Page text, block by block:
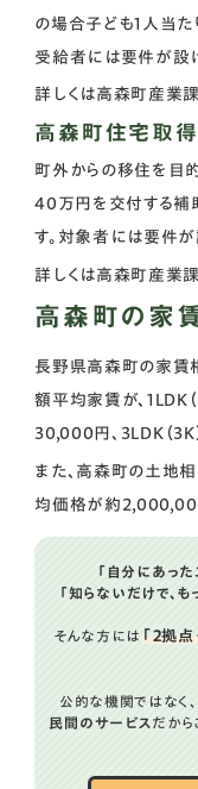
の場合子ども1人当た
受給者には要件が設
詳しくは高森町産業
高森町住宅取
町外からの移住を目
40万円を交付する補
す。対象者には要件が
詳しくは高森町産業
高森町の家
長野県高森町の家賃
額平均家賃が、1LDK
30,000円、3LDK（3K
また、高森町の土地
均価格が約
「自分にあっ
「知らないだけで、
そんな方には「２拠
公的な機関ではなく
民間のサービス だから